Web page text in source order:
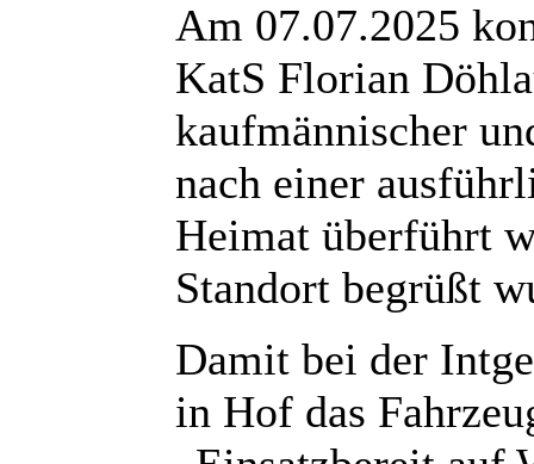
Am 07.07.2025
KatS Florian
kaufmännischer
nach einer
Heimat überführt
Standort begrüßt
Damit bei der
in Hof das